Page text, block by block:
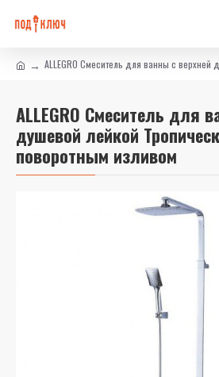
ALLEGRO Смеситель для ванны с
ALLEGRO Смеситель для
душевой лейкой
поворотным изливом